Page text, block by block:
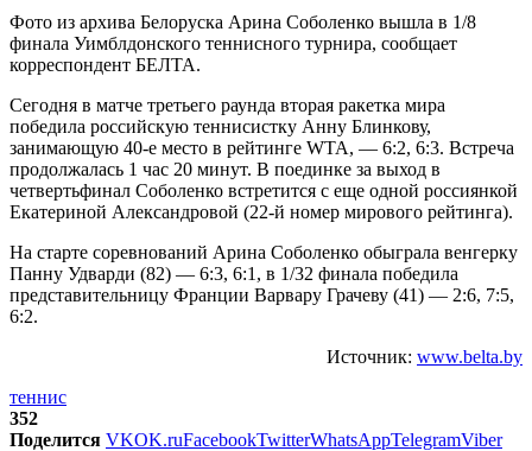
Фото из архива Белоруска Арина Соболенко вышла в 1/8
финала Уимблдонского теннисного турнира, сообщает
корреспондент БЕЛТА.
Сегодня в матче третьего раунда вторая ракетка мира
победила российскую теннисистку Анну Блинкову,
занимающую 40-е место в рейтинге WTA, — 6:2, 6:3. Встреча
продолжалась 1 час 20 минут. В поединке за выход в
четвертьфинал Соболенко встретится с еще одной россиянкой
Екатериной Александровой (22-й номер мирового рейтинга).
На старте соревнований Арина Соболенко обыграла венгерку
Панну Удварди (82) — 6:3, 6:1, в 1/32 финала победила
представительницу Франции Варвару Грачеву (41) — 2:6, 7:5,
6:2.
Источник: www.belta.by
теннис
352
Поделится VKOK.ruFacebookTwitterWhatsAppTelegramViber